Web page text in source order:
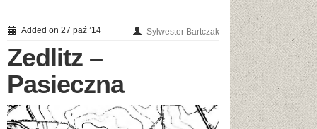
Added on 27 paź ’14 Sylwester Bartczak
Zedlitz –
Pasieczna